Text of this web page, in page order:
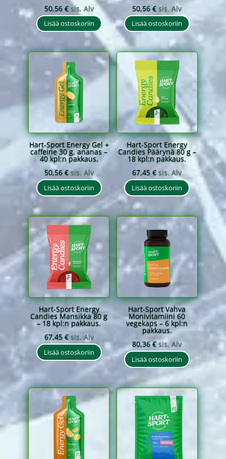
50,56 € sis. Alv
Lisää ostoskoriin
50,56€ sis. Alv
Lisää ostoskoriin
Hart-Sport Energy Gel +
caffeine 30 g, ananas –
40 kpl:n pakkaus.
50,56 € sis. Alv
Lisää ostoskoriin
Hart-Sport Energy
Candies Päärynä 80 g –
18 kpl:n pakkaus.
67,45€ sis. Alv
Lisää ostoskoriin
Hart-Sport Energy
Candies Mansikka 80 g
– 18 kpl:n pakkaus.
67,45 € sis. Alv
Lisää ostoskoriin
Hart-Sport Vahva
Monivitamiini 60
vegekaps – 6 kpl:n
pakkaus.
80,36€ sis. Alv
Lisää ostoskoriin